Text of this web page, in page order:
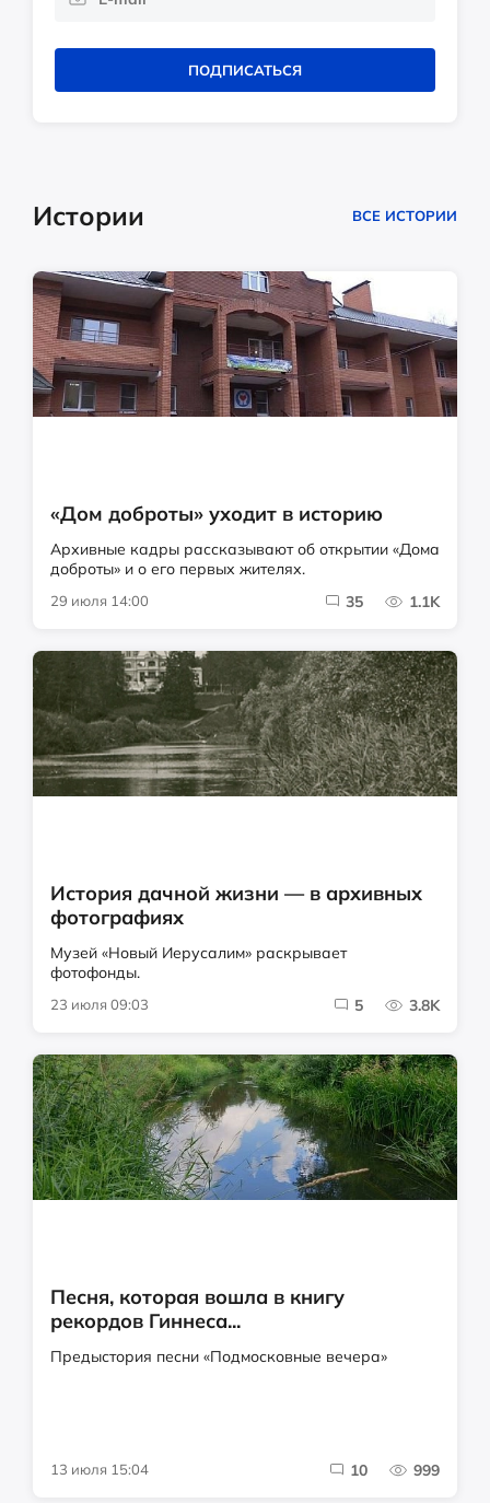
ПОДПИСАТЬСЯ
Истории ВСЕ ИСТОРИИ
«Дом доброты» уходит в историю
Архивные кадры рассказывают об открытии «Дома
доброты» и о его первых жителях.
29 июля 14:00 35 1.1K
История дачной жизни — в архивных
фотографиях
Музей «Новый Иерусалим» раскрывает
фотофонды.
23 июля 09:03 5 3.8K
Песня, которая вошла в книгу
рекордов Гиннеса...
Предыстория песни «Подмосковные вечера»
13 июля 15:04 10 999